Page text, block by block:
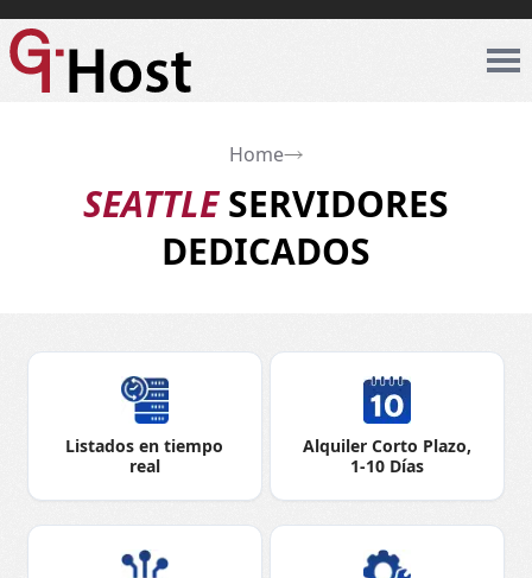
Home
SEATTLESERVIDORES
DEDICADOS
Listados en tiempo
real
Alquiler Corto Plazo,
1-10 Días